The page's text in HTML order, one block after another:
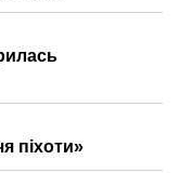
піхоти»